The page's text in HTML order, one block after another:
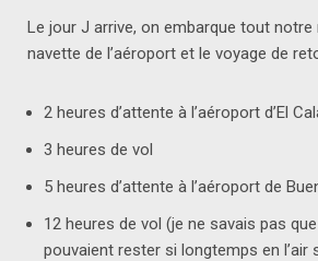
Le jour J arrive, on embarque tout notre
navette de l’aéroport et le voyage de
2 heures d’attente à l’aéroport d’El
3 heures de vol
5 heures d’attente à l’aéroport de
12 heures de vol (je ne savais pas
pouvaient rester si longtemps en l’air